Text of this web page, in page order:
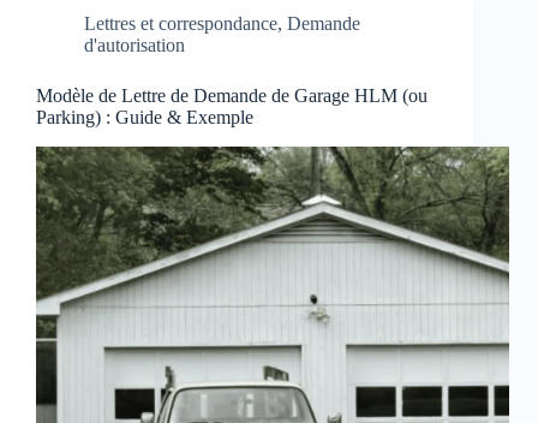
Lettres et correspondance, Demande
d'autorisation
Modèle de Lettre de Demande de Garage HLM (ou
Parking) : Guide & Exemple